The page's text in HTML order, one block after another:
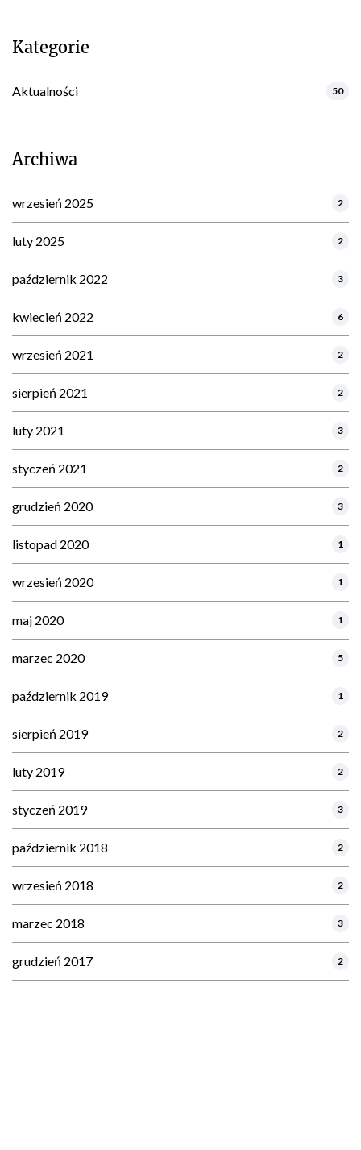
Kategorie
Aktualności 50
Archiwa
wrzesień 2025 2
luty 2025 2
październik 2022 3
kwiecień 2022 6
wrzesień 2021 2
sierpień 2021 2
luty 2021 3
styczeń 2021 2
grudzień 2020 3
listopad 2020 1
wrzesień 2020 1
maj 2020 1
marzec 2020 5
październik 2019 1
sierpień 2019 2
luty 2019 2
styczeń 2019 3
październik 2018 2
wrzesień 2018 2
marzec 2018 3
grudzień 2017 2